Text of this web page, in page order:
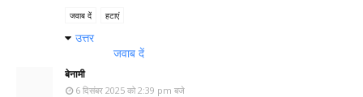
जवाब दें हटाएं
उत्तर
जवाब दें
बेनामी
6 दिसंबर 2025 को 2:39 pm बजे